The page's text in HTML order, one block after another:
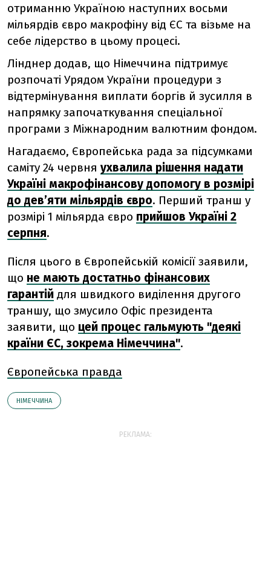
отриманню Україною наступних восьми
мільярдів євро макрофіну від ЄС та візьме на
себе лідерство в цьому процесі.
Лінднер додав, що Німеччина підтримує
розпочаті Урядом України процедури з
відтермінування виплати боргів й зусилля в
напрямку започаткування спеціальної
програми з Міжнародним валютним фондом.
Нагадаємо, Європейська рада за підсумками
саміту 24 червня ухвалила рішення надати
Україні макрофінансову допомогу в розмірі
до дев’яти мільярдів євро. Перший транш у
розмірі 1 мільярда євро прийшов Україні 2
серпня.
Після цього в Європейській комісії заявили,
що не мають достатньо фінансових
гарантій для швидкого виділення другого
траншу, що змусило Офіс президента
заявити, що цей процес гальмують "деякі
країни ЄС, зокрема Німеччина".
Європейська правда
НІМЕЧЧИНА
РЕКЛАМА: